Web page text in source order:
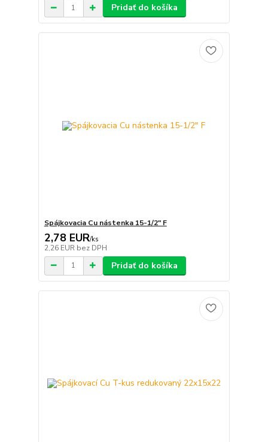
Pridať do košíka
Spájkovacia Cu nástenka 15-1/2" F
2,78 EUR/ks
2,26 EUR bez DPH
Pridať do košíka